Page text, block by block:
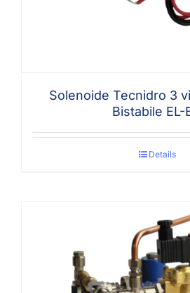
Solenoide Tecnidro 3
Bistabile EL-
Details